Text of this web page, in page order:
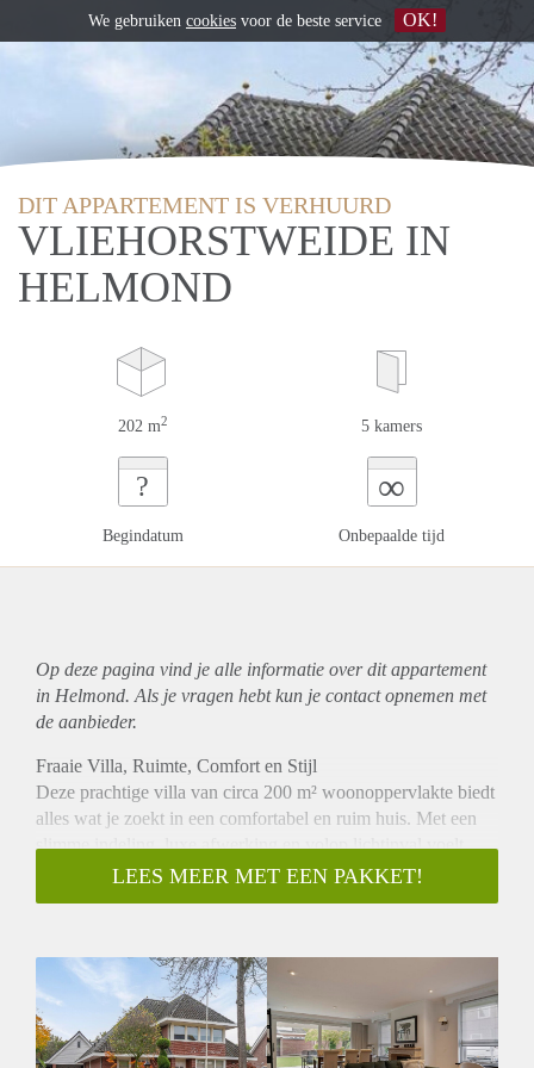
DIT APPARTEMENT IS VERHUURD
VLIEHORSTWEIDE IN
HELMOND
202 m2 5 kamers
?
Begindatum
∞
Onbepaalde tijd
Op deze pagina vind je alle informatie over ditappartement
in Helmond. Als je vragen hebt kun je contact opnemen met
de aanbieder.
Fraaie Villa, Ruimte, Comfort en Stijl
Deze prachtige villa van circa 200 m² woonoppervlakte biedt
alles wat je zoekt in een comfortabel en ruim huis. Met een
slimme indeling, luxe afwerking en volop lichtinval voelt
deze woning direct als thuis.
Gelegen in de geliefde wijk Dierdonk, dicht bij het
min) en de High Tech Campus (25 min). Deze eigentijdse
villa met een royaal woonoppervlak van 202 m² biedt een
perfecte mix van comfort, luxe en natuur.
Wat maakt deze woning zo bijzonder?
LEES MEER MET EEN PAKKET!
We gebruiken cookies voor de beste service OK!